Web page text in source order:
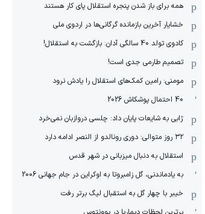
همه برای باز شدن پنجره استقلال پای کار هستند
خشایار آخرین بازمانده گرگانی‌ها در اردوی ملی
کادوی تولد 40 سالگی آدان: بازگشت به استقلال!
تصمیم طارمی جدی است!
مومنی: رامین کمک‌های استقلال را یادش نرود
40 احتمال پوشکاش 2026
ژابی به شایعات پایان داد: چلسی دروازبان نمی‌خرد
۳۲ روز متوالی: دوری رونالدو از النصر ادامه دارد
استقلال به دنبال میزبانی در شهر قدس
به یادماندنی، گل زامبروتا به اوکراین در جام جهانی 2006
خیبر با چهار گل به استقبال لیگ برتر رفت